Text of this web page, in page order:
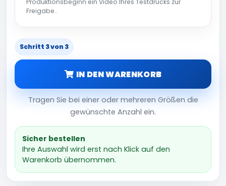
Produktionsbeginn ein Video Ihres Testdrucks zur
Freigabe..
Schritt 3 von 3
IN DEN WARENKORB
Tragen Sie bei einer oder mehreren Größen die
gewünschte Anzahl ein.
Sicher bestellen
Ihre Auswahl wird erst nach Klick auf den
Warenkorb übernommen.